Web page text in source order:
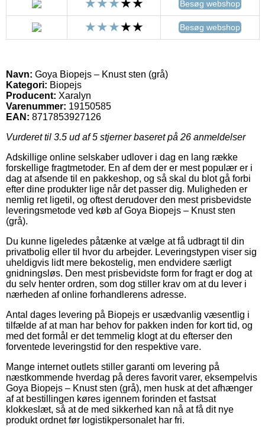
Besøg webshop
Besøg webshop
Navn: Goya Biopejs – Knust sten (grå)
Kategori: Biopejs
Producent: Xaralyn
Varenummer: 19150585
EAN: 8717853927126
Vurderet til 3.5 ud af 5 stjerner baseret på 26 anmeldelser
Adskillige online selskaber udlover i dag en lang række
forskellige fragtmetoder. En af dem der er mest populær er i
dag at afsende til en pakkeshop, og så skal du blot gå forbi
efter dine produkter lige når det passer dig. Muligheden er
nemlig ret ligetil, og oftest derudover den mest prisbevidste
leveringsmetode ved køb af Goya Biopejs – Knust sten
(grå).
Du kunne ligeledes påtænke at vælge at få udbragt til din
privatbolig eller til hvor du arbejder. Leveringstypen viser sig
uheldigvis lidt mere bekostelig, men endvidere særligt
gnidningsløs. Den mest prisbevidste form for fragt er dog at
du selv henter ordren, som dog stiller krav om at du lever i
nærheden af online forhandlerens adresse.
Antal dages levering på Biopejs er usædvanlig væsentlig i
tilfælde af at man har behov for pakken inden for kort tid, og
med det formål er det temmelig klogt at du efterser den
forventede leveringstid for den respektive vare.
Mange internet outlets stiller garanti om levering på
næstkommende hverdag på deres favorit varer, eksempelvis
Goya Biopejs – Knust sten (grå), men husk at det afhænger
af at bestillingen køres igennem forinden et fastsat
klokkeslæt, så at de med sikkerhed kan nå at få dit nye
produkt ordnet før logistikpersonalet har fri.